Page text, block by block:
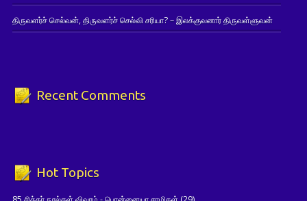
திருவளர்ச் செல்வன், திருவளர்ச் செல்வி சரியா? – இலக்குவனார் திருவள்ளுவன்
Recent Comments
Hot Topics